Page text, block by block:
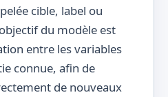
cible, label ou
du modèle est
entre les variables
connue, afin de
de nouveaux